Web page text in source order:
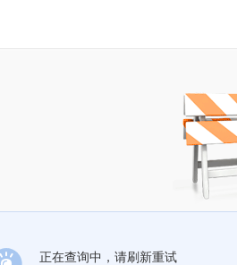
正在查询中，请刷新重试